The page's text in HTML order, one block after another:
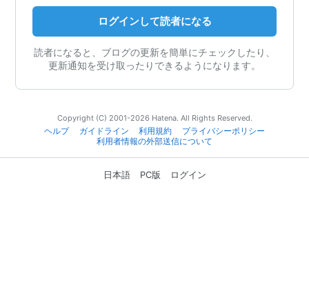
ログインして読者になる
読者になると、ブログの更新を簡単にチェックしたり、
更新通知を受け取ったりできるようになります。
Copyright (C) 2001-2026 Hatena. All Rights Reserved.
ヘルプ
ガイドライン 利用規約
プライバシーポリシー
利用者情報の外部送信について
日本語 PC版 ログイン